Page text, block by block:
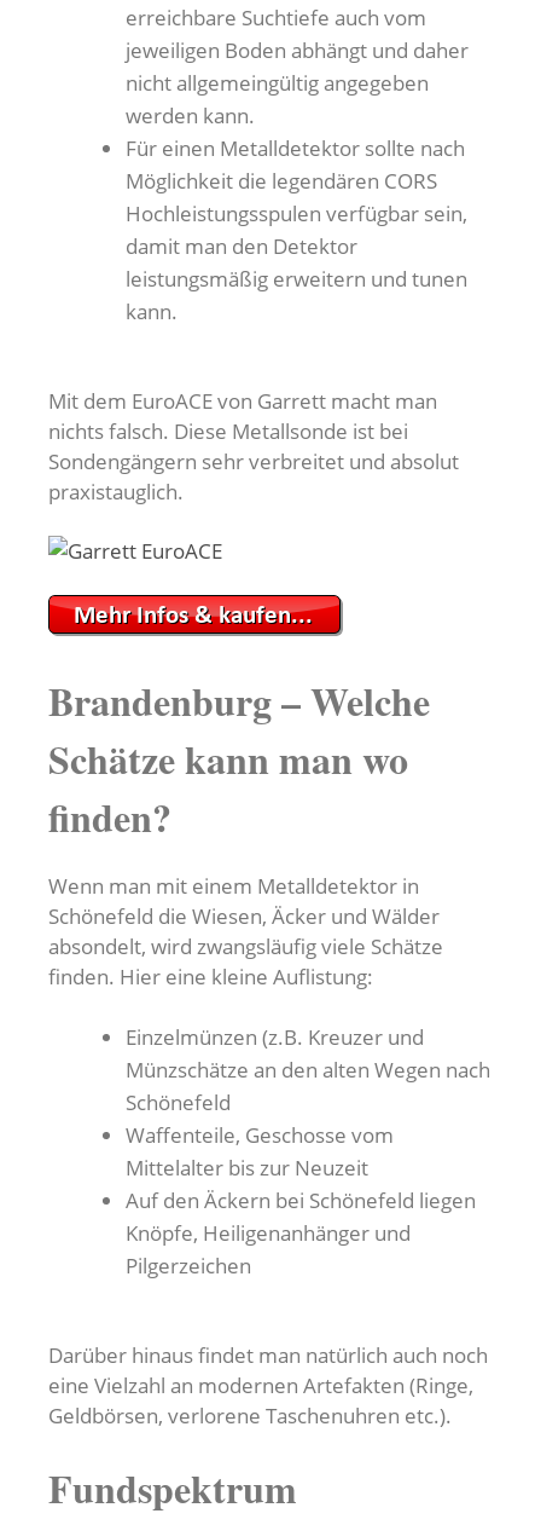
erreichbare Suchtiefe auch vom
jeweiligen Boden abhängt und daher
nicht allgemeingültig angegeben
werden kann.
Für einen Metalldetektor sollte nach
Möglichkeit die legendären CORS
Hochleistungsspulen verfügbar sein,
damit man den Detektor
leistungsmäßig erweitern und tunen
kann.
Mit dem EuroACE von Garrett macht man
nichts falsch. Diese Metallsonde ist bei
Sondengängern sehr verbreitet und absolut
praxistauglich.
Brandenburg – Welche
Schätze kann man wo
finden?
Wenn man mit einem Metalldetektor in
Schönefeld die Wiesen, Äcker und Wälder
absondelt, wird zwangsläufig viele Schätze
finden. Hier eine kleine Auflistung:
Einzelmünzen (z.B. Kreuzer und
Münzschätze an den alten Wegen nach
Schönefeld
Waffenteile, Geschosse vom
Mittelalter bis zur Neuzeit
Auf den Äckern bei Schönefeld liegen
Knöpfe, Heiligenanhänger und
Pilgerzeichen
Darüber hinaus findet man natürlich auch noch
eine Vielzahl an modernen Artefakten (Ringe,
Geldbörsen, verlorene Taschenuhren etc.).
Fundspektrum